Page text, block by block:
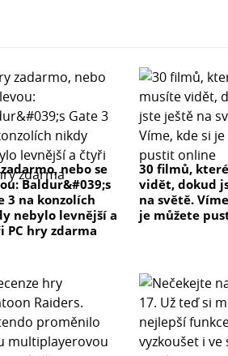
nebo se
Baldur&#039;s
3 na konzolích
nebylo levnější a
PC hry zdarma
30 filmů,
vidět, dokud
na světě.
je můžete